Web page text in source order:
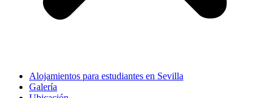
Alojamientos para estudiantes en Sevilla
Galería